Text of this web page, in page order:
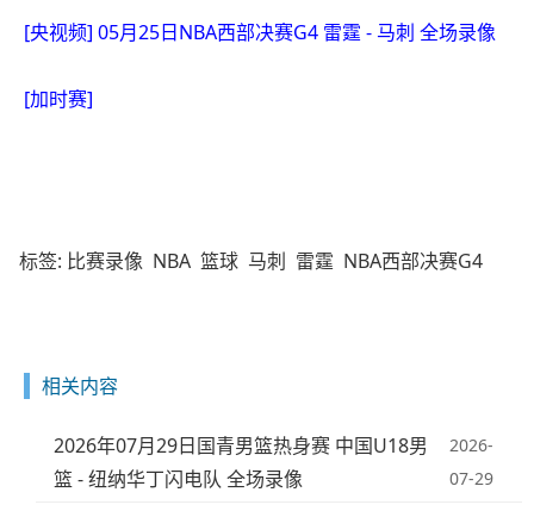
[央视频] 05月25日NBA西部决赛G4 雷霆 - 马刺 全场录像
[加时赛]
标签: 比赛录像 NBA 篮球 马刺 雷霆 NBA西部决赛G4
相关内容
2026年07月29日国青男篮热身赛 中国U18男
篮 - 纽纳华丁闪电队 全场录像
2026-
07-29